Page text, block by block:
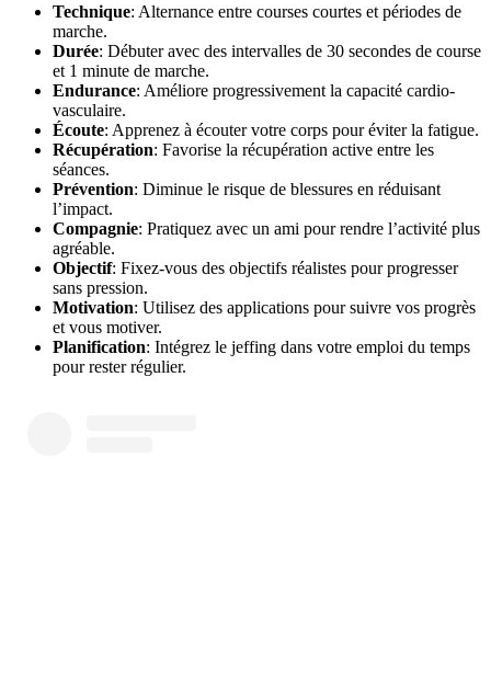
Technique: Alternance entre courses courtes et périodes de
marche.
Durée: Débuter avec des intervalles de 30 secondes de course
et 1 minute de marche.
Endurance: Améliore progressivement la capacité cardio-
vasculaire.
Écoute: Apprenez à écouter votre corps pour éviter la fatigue.
Récupération: Favorise la récupération active entre les
séances.
Prévention: Diminue le risque de blessures en réduisant
l’impact.
Compagnie: Pratiquez avec un ami pour rendre l’activité plus
agréable.
Objectif: Fixez-vous des objectifs réalistes pour progresser
sans pression.
Motivation: Utilisez des applications pour suivre vos progrès
et vous motiver.
Planification: Intégrez le jeffing dans votre emploi du temps
pour rester régulier.